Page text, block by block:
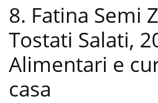
8. Fatina Semi
Tostati Salati,
Alimentari e
casa